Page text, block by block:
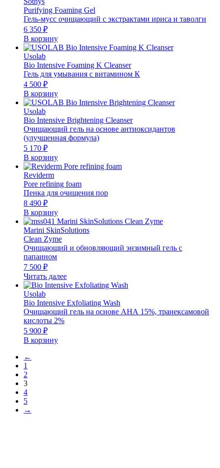
Purifying Foaming Gel
Гель-мусс очищающий с экстрактами ириса и таволги
6 350 ₽
В корзину
Usolab
Bio Intensive Foaming K Cleanser
Гель для умывания с витамином К
4 500 ₽
В корзину
Usolab
Bio Intensive Brightening Cleanser
Очищающий гель на основе антиоксидантов
(улучшенная формула)
5 170 ₽
В корзину
Reviderm
Pore refining foam
Пенка для очищения пор
8 490 ₽
В корзину
Marini SkinSolutions
Clean Zyme
Очищающий и обновляющий энзимный гель с
папаином
7 500 ₽
Читать далее
Usolab
Bio Intensive Exfoliating Wash
Очищающий гель на основе АНА 15%, транексамовой
кислоты 2%
5 900 ₽
В корзину
←
1
2
3
4
5
→